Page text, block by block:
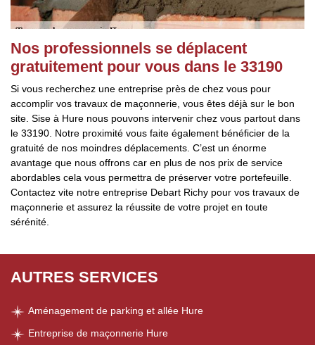
Nos professionnels se déplacent
gratuitement pour vous dans le 33190
Si vous recherchez une entreprise près de chez vous pour
accomplir vos travaux de maçonnerie, vous êtes déjà sur le bon
site. Sise à Hure nous pouvons intervenir chez vous partout dans
le 33190. Notre proximité vous faite également bénéficier de la
gratuité de nos moindres déplacements. C’est un énorme
avantage que nous offrons car en plus de nos prix de service
abordables cela vous permettra de préserver votre portefeuille.
Contactez vite notre entreprise Debart Richy pour vos travaux de
maçonnerie et assurez la réussite de votre projet en toute
sérénité.
AUTRES SERVICES
Aménagement de parking et allée Hure
Entreprise de maçonnerie Hure